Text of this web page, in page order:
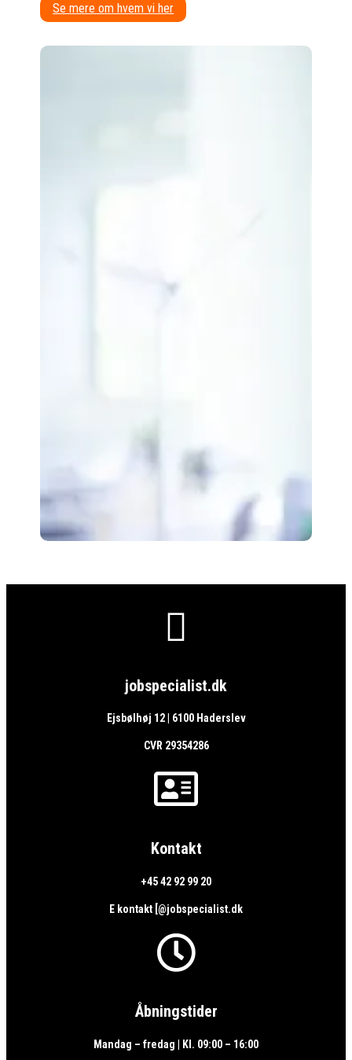
Se mere om hvem vi her

jobspecialist.dk
Ejsbølhøj 12 | 6100 Haderslev
CVR 29354286

Kontakt
+45 42 92 99 20
E kontakt [@jobspecialist.dk

Åbningstider
Mandag – fredag | Kl. 09:00 – 16:00